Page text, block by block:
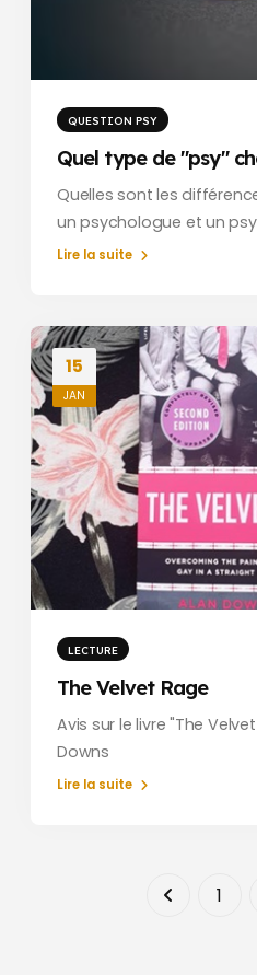
QUESTION PSY
Quel type de "psy"
Quelles sont les
un psychologue et un
Lire la suite
15
JAN
LECTURE
The Velvet Rage
Avis sur le livre "The
Downs
Lire la suite
1